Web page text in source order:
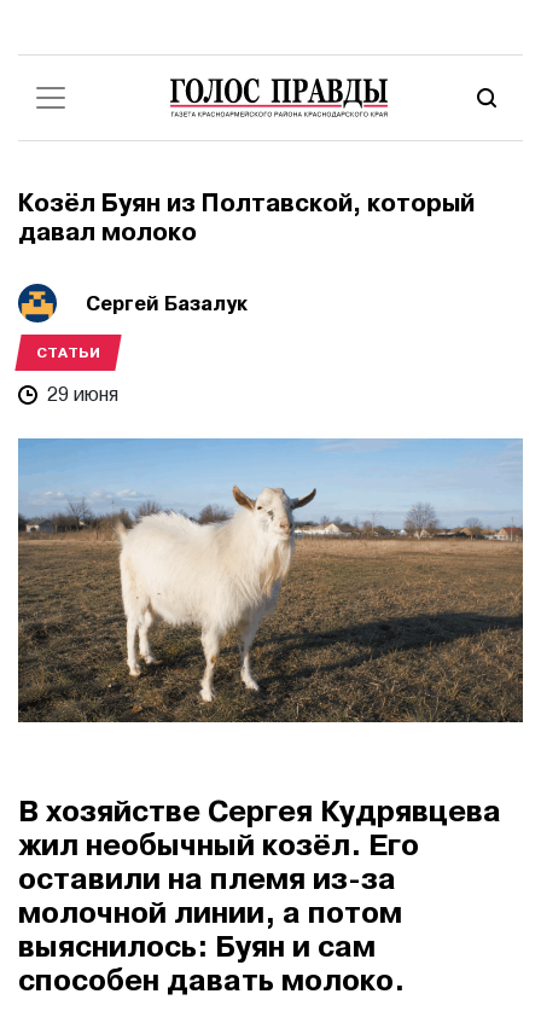
Козёл Буян из Полтавской, который
давал молоко
Сергей Базалук
СТАТЬИ
29 июня
В хозяйстве Сергея Кудрявцева
жил необычный козёл. Его
оставили на племя из-за
молочной линии, а потом
выяснилось: Буян и сам
способен давать молоко.